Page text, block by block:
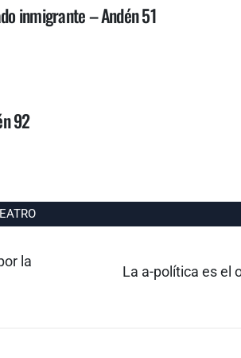
inmigrante – Andén 51
92
la
Entrada
La a-política es el